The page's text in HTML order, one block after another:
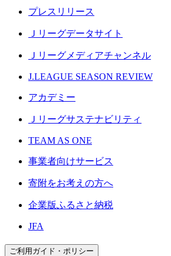
プレスリリース
Ｊリーグデータサイト
Ｊリーグメディアチャンネル
J.LEAGUE SEASON REVIEW
アカデミー
Ｊリーグサステナビリティ
TEAM AS ONE
事業者向けサービス
寄附をお考えの方へ
企業版ふるさと納税
JFA
ご利用ガイド・ポリシー